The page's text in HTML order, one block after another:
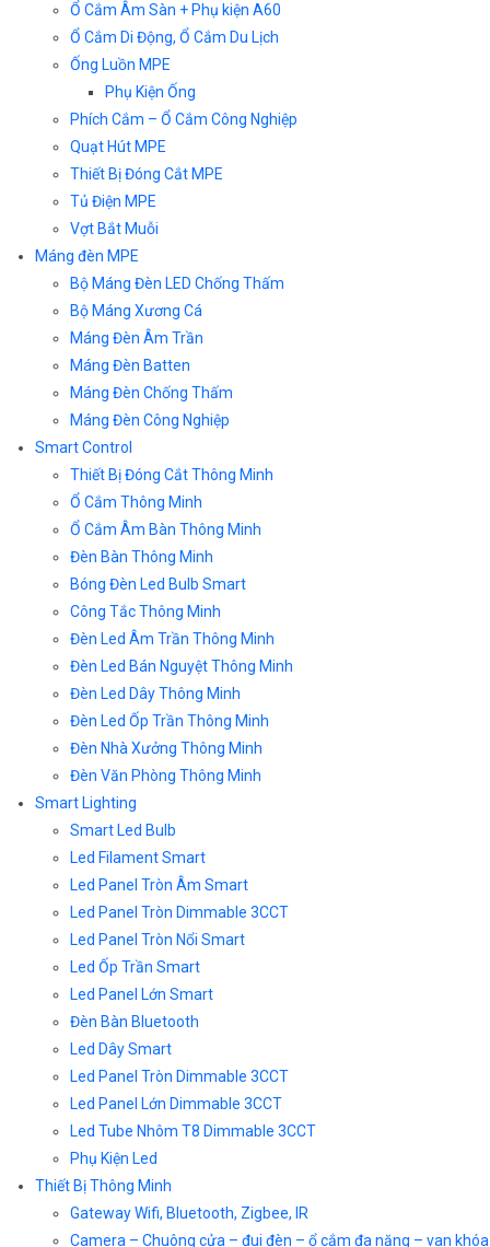
Ổ Cắm Âm Sàn + Phụ kiện A60
Ổ Cắm Di Động, Ổ Cắm Du Lịch
Ống Luồn MPE
Phụ Kiện Ống
Phích Cắm – Ổ Cắm Công Nghiệp
Quạt Hút MPE
Thiết Bị Đóng Cắt MPE
Tủ Điện MPE
Vợt Bắt Muỗi
Máng đèn MPE
Bộ Máng Đèn LED Chống Thấm
Bộ Máng Xương Cá
Máng Đèn Âm Trần
Máng Đèn Batten
Máng Đèn Chống Thấm
Máng Đèn Công Nghiệp
Smart Control
Thiết Bị Đóng Cắt Thông Minh
Ổ Cắm Thông Minh
Ổ Cắm Âm Bàn Thông Minh
Đèn Bàn Thông Minh
Bóng Đèn Led Bulb Smart
Công Tắc Thông Minh
Đèn Led Âm Trần Thông Minh
Đèn Led Bán Nguyệt Thông Minh
Đèn Led Dây Thông Minh
Đèn Led Ốp Trần Thông Minh
Đèn Nhà Xưởng Thông Minh
Đèn Văn Phòng Thông Minh
Smart Lighting
Smart Led Bulb
Led Filament Smart
Led Panel Tròn Âm Smart
Led Panel Tròn Dimmable 3CCT
Led Panel Tròn Nổi Smart
Led Ốp Trần Smart
Led Panel Lớn Smart
Đèn Bàn Bluetooth
Led Dây Smart
Led Panel Tròn Dimmable 3CCT
Led Panel Lớn Dimmable 3CCT
Led Tube Nhôm T8 Dimmable 3CCT
Phụ Kiện Led
Thiết Bị Thông Minh
Gateway Wifi, Bluetooth, Zigbee, IR
Camera – Chuông cửa – đui đèn – ổ cắm đa năng – van khóa